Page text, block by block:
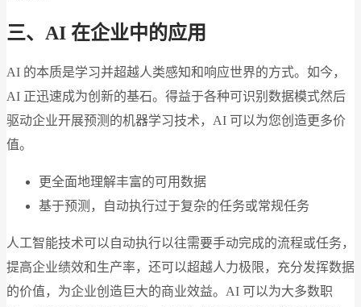
三、AI 在企业中的应用
AI 的本质是学习并超越人类感知和响应世界的方式。如今，
AI 正迅速成为创新的基石。得益于各种可识别数据模式然后
驱动企业开展预测的机器学习技术，AI 可以为您创造更多价
值。
更全面地理解丰富的可用数据
基于预测，自动执行过于复杂的任务或常规任务
人工智能技术可以自动执行以往需要手动完成的流程或任务，
提高企业绩效和生产率，还可以超越人力极限，充分发挥数据
的价值，为企业创造巨大的商业效益。AI 可以为大多数职